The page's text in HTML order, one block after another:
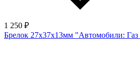
1 250 ₽
Брелок 27х37х13мм "Автомобили: